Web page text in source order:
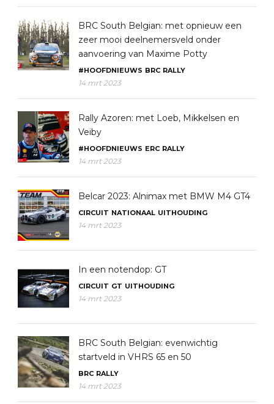
BRC South Belgian: met opnieuw een
zeer mooi deelnemersveld onder
aanvoering van Maxime Potty
#HOOFDNIEUWS BRC RALLY
14 mrt 2023
Rally Azoren: met Loeb, Mikkelsen en
Veiby
#HOOFDNIEUWS ERC RALLY
14 mrt 2023
Belcar 2023: Alnimax met BMW M4 GT4
CIRCUIT NATIONAAL UITHOUDING
14 mrt 2023
In een notendop: GT
CIRCUIT GT UITHOUDING
14 mrt 2023
BRC South Belgian: evenwichtig
startveld in VHRS 65 en 50
BRC RALLY
14 mrt 2023